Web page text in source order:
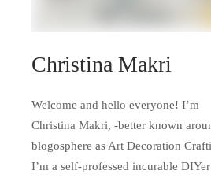
Christina Makri
Welcome and hello everyone! I’m
Christina Makri, -better known
blogosphere as Art Decoration
I’m a self-professed incurable